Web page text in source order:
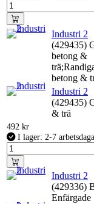
Industri 2
(429435)
betong &
betong &
Industri 2
(429435)
& trä
492 kr
I lager: 2-7
Industri 2
(429336)
Enfärgade